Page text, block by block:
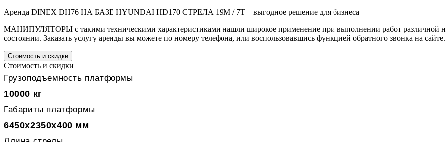
Аренда DINEX DH76 НА БАЗЕ HYUNDAI HD170 СТРЕЛА 19М / 7Т – выгодное решение для бизнеса
МАНИПУЛЯТОРЫ с такими техническими характеристиками нашли широкое применение при выполнении работ различной
состоянии. Заказать услугу аренды вы можете по номеру телефона, или воспользовавшись функцией обратного звонка на сайте.
Стоимость и скидки
Стоимость и скидки
Грузоподъемность платформы
10000 кг
Габариты платформы
6450x2350x400 мм